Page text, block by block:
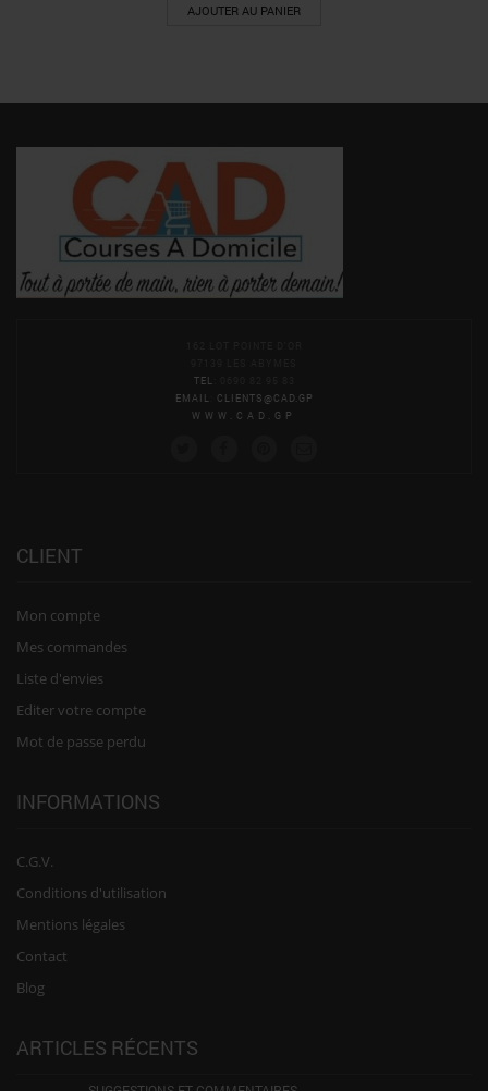
AJOUTER AU PANIER
TEL
EMAIL
CLIENTS@CAD.GP
WWW.CAD.GP
CLIENT
Mon compte
Mes commandes
Liste d'envies
Editer votre compte
Mot de passe perdu
INFORMATIONS
C.G.V.
Conditions d'utilisation
Mentions légales
Contact
Blog
ARTICLES RÉCENTS